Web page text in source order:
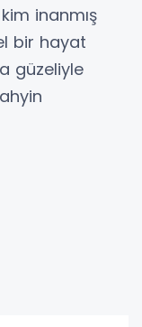
inanmış
bir hayat
güzeliyle